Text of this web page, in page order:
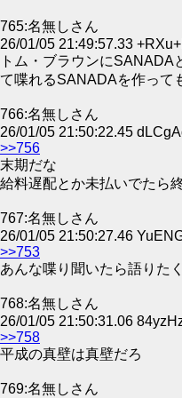
765:名無しさん
26/01/05 21:49:57.33
トム・ブラウンにSANADA
て喋れるSANADAを作って
766:名無しさん
26/01/05 21:50:22.45
>>756
末期だな
給料遅配とか未払いでたら
767:名無しさん
26/01/05 21:50:27.46
>>753
あんな喋り聞いたら語りた
768:名無しさん
26/01/05 21:50:31.06
>>758
平成の真壁は真壁だろ
769:名無しさん